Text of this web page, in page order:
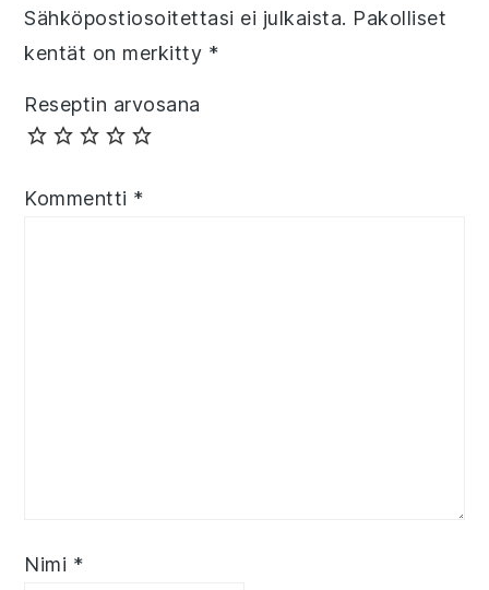
Sähköpostiosoitettasi ei julkaista. Pakolliset
kentät on merkitty *
Reseptin arvosana
Kommentti *
Nimi *